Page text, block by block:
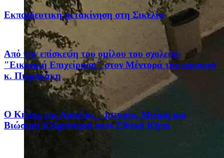
Eκπαιδευτική μετακίνηση στη Σικελία
Από την επίσκεψη του ομίλου του σχολείου
"Εικονική Επιχείρηση" στον Μέντορά του υπουργό
κ. Πιερακάκη
Ο Κήπος της Αμαλίας – Ιστορία, Μνήμη και
Βιώσιμη Κληρονομιά στον Εθνικό Κήπο